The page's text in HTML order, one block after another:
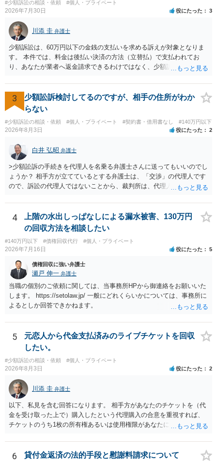
いても併せて請求する予定ですので、あらかじめ申し添えます。 本件
は、貴殿自らが契約を解約したことによって生じた返還義務の履行を
求めるものにすぎません。貴殿の仕入先との取引関係や返金時期など
の内部事情は、私に対する返還義務の発生や履行時期には何ら影響を
及ぼすものではありません。 これ以上、本件の解決を不必要に遅延さ
せることなく、誠意をもって速やかに返金手続を履行されるよう、強
く求めます。 以上
#少額訴訟の相談・依頼 #個人・プライベート
2026年7月30日 役にたった 3
川添 圭 弁護士
少額訴訟は、60万円以下の金銭の支払いを求める訴えが対象となりま
す。 本件では、料金は後払い決済の方法（立替払）で支払われてお
り、あなたが業者へ返金請求できるわけではなく、少額訴訟は使えな
在確認請求訴訟を提起することも考えられますが、まずは後払い決済
業者へ（原契約のクーリング・オフの証拠の写しとともに）支払拒絶
の通知書を送り、もし訴訟や支払督促を行ってきた場合には全面的に
争う、というやり方がベターではないかと思います。弁護士会の相談
センター等で、消費者問題に強い弁護士（消費者保護委員会に所属し
ているなど）へ相談されることをお勧めします。
3
少額訟訴検討してるのですが、相手の住所がわか
らない
#少額訴訟の相談・依頼 #個人・プライベート #契約書・借用書なし #140万円以下
2026年8月3日 役にたった 2
白井 弘昭 弁護士
>少額訟訴の手続きを代理人を名乗る弁護士さんに送ってもいいのでし
ょうか？ 相手方が立てているとする弁護士は、「交渉」の代理人です
ので、訴訟の代理人ではないことから、裁判所は、代理人宛ての訴状
ている場合は、相手方（被告）の住所で訴状を作成提出し、裁判所に
代理人が就いていたことを知らせると（訴状の記載内容から明らかな
場合も）、裁判所が当該代理人弁護士に事前連絡し、引き続き訴訟も
受任するかを聞いたうえで、受任の意志が明らかになったところで、
直接被告に送達するのではなく、代理人に訴状の受領を促すこともあ
ります。 ラインのやり取りでしか証拠がないと、実際の本人性が明ら
かではありません。もちろん弁護士（２０万円の請求で代理人弁護士
に委任するかも疑わしいのですが）も住所は明らかにしないでしょ
う。 何か本人を示す事実（振込先などの情報）から、相手の住所等の
情報を割り出していくしかないように思えます。 以上、ご参考まで。
4
上階の水出しっぱなしによる漏水被害、130万円
の回収方法を相談したい
#140万円以下 #債権回収代行 #個人・プライベート
2026年7月16日 役にたった 5
債権回収に強い弁護士
瀬戸 伸一 弁護士
当職の個別のご依頼に関しては、当事務所HPから御連絡をお願いいた
します。 https://setolaw.jp/ 一般にどれくらいかについては、事務所に
よるとしか回答できかねます。
5
元恋人から代金支払済みのライブチケットを回収
したい。
#少額訴訟の相談・依頼 #個人・プライベート
2026年8月3日 役にたった 2
川添 圭 弁護士
以下、私見を含む回答になります。 相手方があなたのチケットを（代
金を受け取った上で）購入したという代理購入の合意を重視すれば、
チケットのうち1枚の所有権あるいは使用権限があなたにあり、チケッ
す。 一方、このチケット購入には「相手方と一緒に行く」という合意
も付随していたことを無視することができません。こちらを重視すれ
ば、交際を終了させたことにより「一緒に行く」という結果の実現に
6 貸付金返済の法的手段と慰謝料請求について